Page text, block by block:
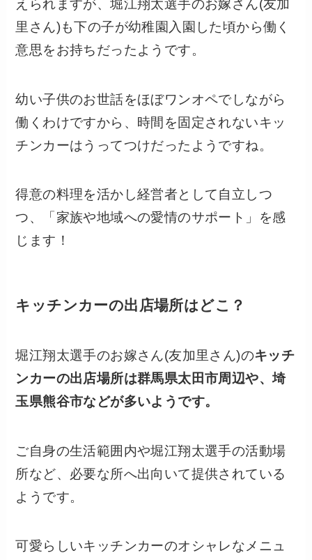
えられますが、堀江翔太選手のお嫁さん(友加
里さん)も下の子が幼稚園入園した頃から働く
意思をお持ちだったようです。
幼い子供のお世話をほぼワンオペでしながら
働くわけですから、時間を固定されないキッ
チンカーはうってつけだったようですね。
得意の料理を活かし経営者として自立しつ
つ、「家族や地域への愛情のサポート」を感
じます！
キッチンカーの出店場所はどこ？
堀江翔太選手のお嫁さん(友加里さん)のキッチ
ンカーの出店場所は群馬県太田市周辺や、埼
玉県熊谷市などが多いようです。
ご自身の生活範囲内や堀江翔太選手の活動場
所など、必要な所へ出向いて提供されている
ようです。
可愛らしいキッチンカーのオシャレなメニュ